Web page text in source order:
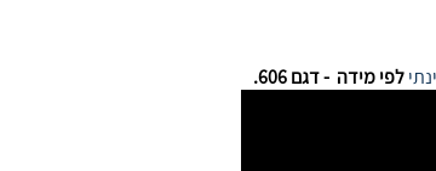
לפי מידה - דגם 606.